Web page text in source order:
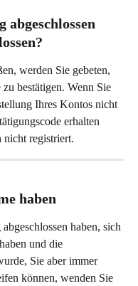
abgeschlossen
werden Sie gebeten,
bestätigen. Wenn Sie
Ihres Kontos nicht
erhalten
nicht registriert.
haben
haben, sich
und die
Sie aber immer
können, wenden Sie